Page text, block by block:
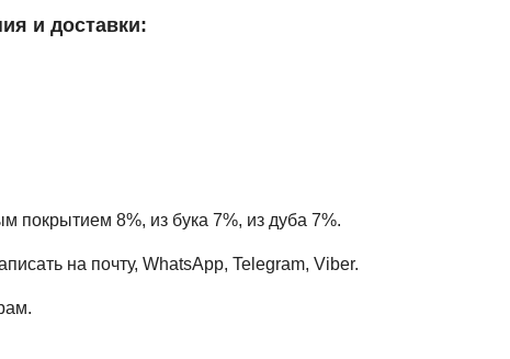
и доставки:
покрытием 8%, из бука 7%, из дуба 7%.
на почту, WhatsApp, Telegram, Viber.